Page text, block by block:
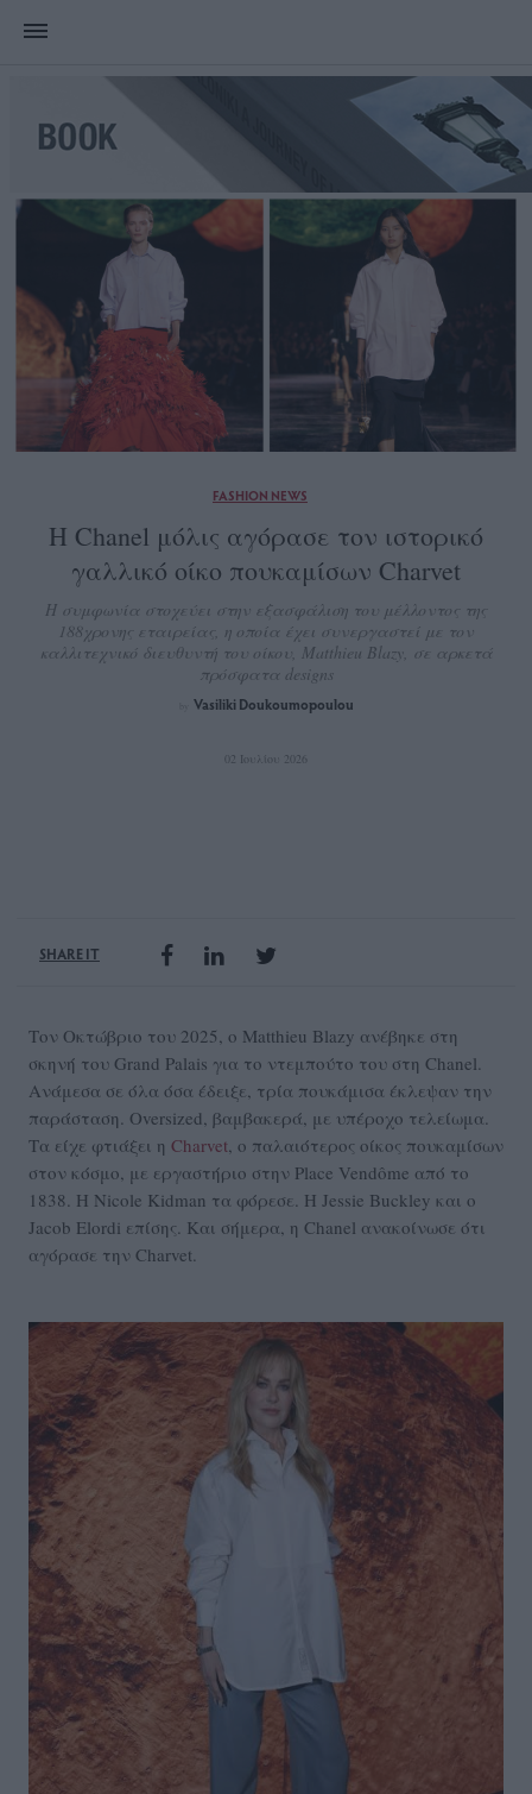
FASHION NEWS
Η Chanel μόλις αγόρασε τον ιστορικό
γαλλικό οίκο πουκαμίσων Charvet
Η συμφωνία στοχεύει στην εξασφάλιση του μέλλοντος της
188χρονης εταιρείας, η οποία έχει συνεργαστεί με τον
καλλιτεχνικό διευθυντή του οίκου, Matthieu Blazy, σε αρκετά
πρόσφατα designs
Vasiliki Doukoumopoulou
02 Ιουλίου 2026
SHARE IT
Τον Οκτώβριο του 2025, ο Matthieu Blazy ανέβηκε στη
σκηνή του Grand Palais για το ντεμπούτο του στη Chanel.
Ανάμεσα σε όλα όσα έδειξε, τρία πουκάμισα έκλεψαν την
παράσταση. Oversized, βαμβακερά, με υπέροχο τελείωμα.
Τα είχε φτιάξει η Charvet, ο παλαιότερος οίκος πουκαμίσων
στον κόσμο, με εργαστήριο στην Place Vendôme από το
1838. Η Nicole Kidman τα φόρεσε. Η Jessie Buckley και ο
Jacob Elordi επίσης. Και σήμερα, η Chanel ανακοίνωσε ότι
αγόρασε την Charvet.